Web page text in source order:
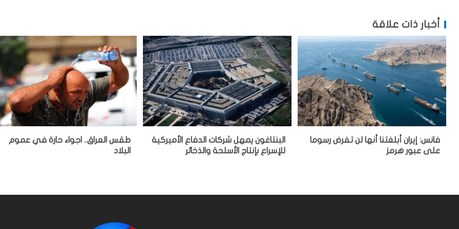
أخبار ذات علاقة
فانس: إيران أبلغتنا أنها لن تفرض رسوما
على عبور هرمز
البنتاغون يمهل شركات الدفاع الأميركية
للإسراع بإنتاج الأسلحة والذخائر
طقس العراق.. اجواء حارة في عموم
البلاد